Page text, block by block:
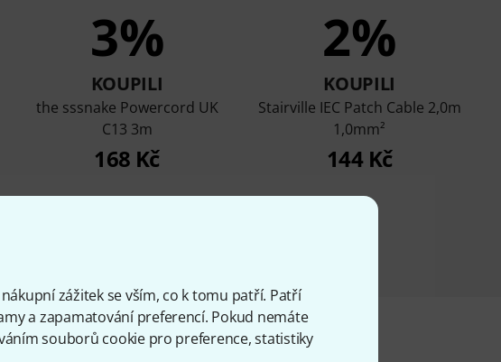
zážitek se vším, co k tomu patří. Patří
a zapamatování preferencí. Pokud nemáte
souborů cookie pro preference, statistiky
3%
KOUPILI
the sssnake Powercord UK
C13 3m
168 Kč
2%
KOUPILI
Stairville IEC Patch Cable 2,0m
1,0mm²
144 Kč